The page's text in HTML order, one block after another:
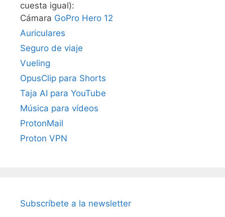
cuesta igual):
Cámara GoPro Hero 12
Auriculares
Seguro de viaje
Vueling
OpusClip para Shorts
Taja AI para YouTube
Música para vídeos
ProtonMail
Proton VPN
Subscríbete a la newsletter